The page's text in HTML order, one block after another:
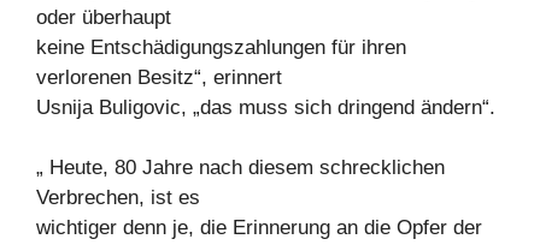
oder überhaupt
keine Entschädigungszahlungen für ihren
verlorenen Besitz“, erinnert
Usnija Buligovic, „das muss sich dringend ändern“.
„ Heute, 80 Jahre nach diesem schrecklichen
Verbrechen, ist es
wichtiger denn je, die Erinnerung an die Opfer der